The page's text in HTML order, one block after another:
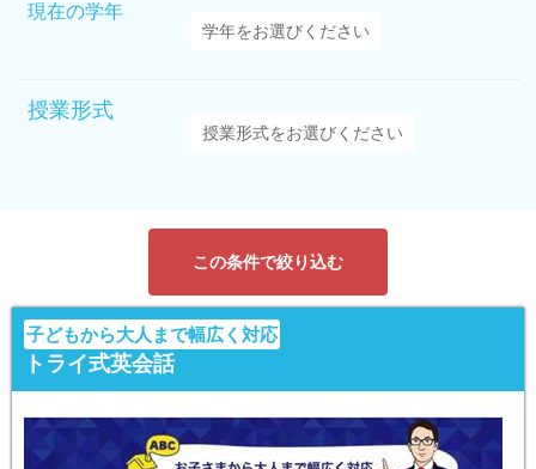
現在の学年
授業形式
この条件で絞り込む
子どもから大人まで幅広く対応
トライ式英会話